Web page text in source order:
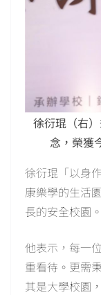
徐衍琨（右
念，榮獲
徐衍琨「以身
康樂學的生活
長的安全校園。
他表示，每一
重看待。更需
其是大學校園